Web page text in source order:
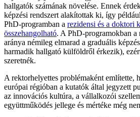
hallgatók számának növelése. Ennek
képzési rendszert alakítottak ki, így
PhD-programban a rezidensi és a doktori
összehangolható. A PhD-programokban
aránya némileg elmarad a graduális
harmadik hallgató külföldről érkezik),
szeretnék.
A rektorhelyettes problémaként említette,
európai régióban a kutatók által jegyzett
az innovációs kultúra, a vállalkozói
együttműködés jellege és mértéke még